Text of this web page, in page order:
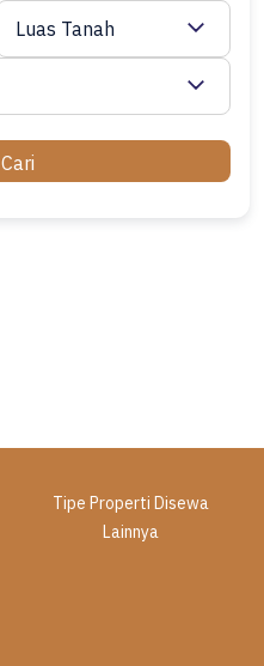
Cari
Luas Tanah
Tipe Properti Disewa
Lainnya